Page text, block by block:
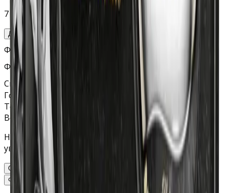
7 000 руб.
Добавить
Фотокерамика (с учётом врезки)
Фото на стекле (с учётом крепежа)
Скидка
Горизонтальный памятник «Телевизор»
Текущий выбор
Все опции и итоговая стоимость
Настройте параметры во втором столбце, чтобы
увидеть расчет и добавить товар в корзину.
Описание изделия
Варианты комплектации
Фото готовых изделий